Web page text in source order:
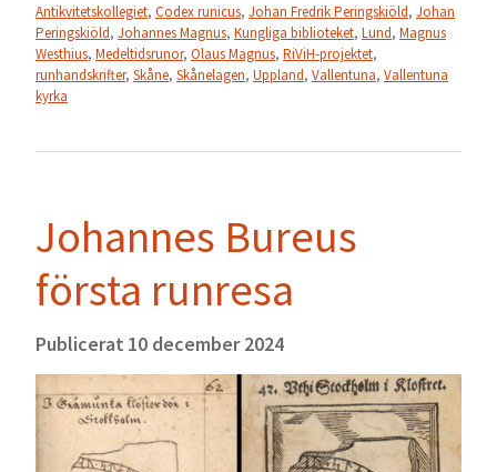
Antikvitetskollegiet, Codex runicus, Johan Fredrik Peringskiöld, Johan
Peringskiöld, Johannes Magnus, Kungliga biblioteket, Lund, Magnus
Westhius, Medeltidsrunor, Olaus Magnus, RiViH-projektet,
runhandskrifter, Skåne, Skånelagen, Uppland, Vallentuna, Vallentuna
kyrka
Johannes Bureus
första runresa
Publicerat 10 december 2024